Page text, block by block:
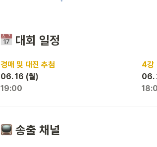
대회 일정
경매 및 대진 추첨
06. 16 (월)
19:00
4강
06.
송출 채널